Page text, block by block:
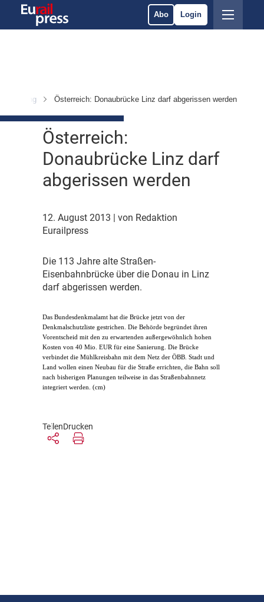
Abo Login
Österreich: Donaubrücke Linz darf abgerissen werden
Österreich:
Donaubrücke Linz darf
abgerissen werden
12. August 2013
| von Redaktion
Eurailpress
Die 113 Jahre alte Straßen-
Eisenbahnbrücke über die Donau in Linz
darf abgerissen werden.
Das Bundesdenkmalamt hat die Brücke jetzt von der
Denkmalschutzliste gestrichen. Die Behörde begründet ihren
Vorentscheid mit den zu erwartenden außergewöhnlich hohen
Kosten von 40 Mio. EUR für eine Sanierung. Die Brücke
verbindet die Mühlkreisbahn mit dem Netz der ÖBB. Stadt und
Land wollen einen Neubau für die Straße errichten, die Bahn soll
nach bisherigen Planungen teilweise in das Straßenbahnnetz
integriert werden. (cm)
TeilenDrucken